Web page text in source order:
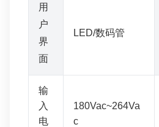
用
户
界
面
LED/数码管
输
入
电
180Vac~264Va
c